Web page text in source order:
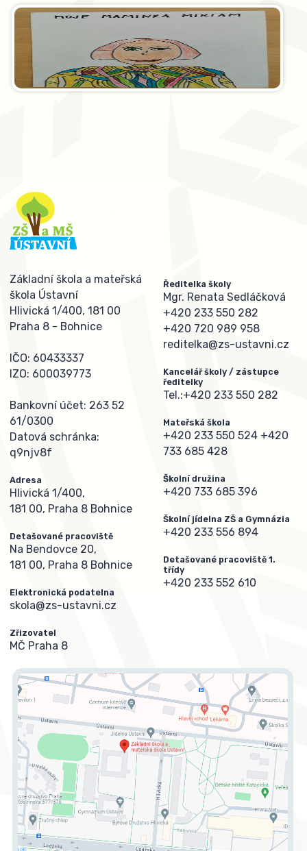
Základní škola a mateřská
škola Ústavní
Hlivická 1/400, 181 00
Praha 8 - Bohnice
IČO: 60433337
IZO: 600039773
Bankovní účet: 263 52
61/0300
Datová schránka:
q9njv8f
Adresa
Hlivická 1/400,
181 00, Praha 8 Bohnice
Detašované pracoviště
Na Bendovce 20,
181 00, Praha 8 Bohnice
Elektronická podatelna
skola@zs-ustavni.cz
Zřizovatel
MČ Praha 8
Ředitelka školy
Mgr. Renata Sedláčková
+420 233 550 282
+420 720 989 958
reditelka@zs-ustavni.cz
Kancelář školy / zástupce
ředitelky
Tel.:+420 233 550 282
Mateřská škola
+420 233 550 524 +420
733 685 428
Školní družina
+420 733 685 396
Školní jídelna ZŠ a Gymnázia
+420 233 556 894
Detašované pracoviště 1.
třídy
+420 233 552 610